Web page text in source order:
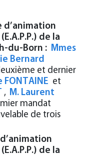
d’animation
de la
du-Born : Mmes
Bernard
et dernier
FONTAINE et
, M. Laurent
mandat
de trois
de la